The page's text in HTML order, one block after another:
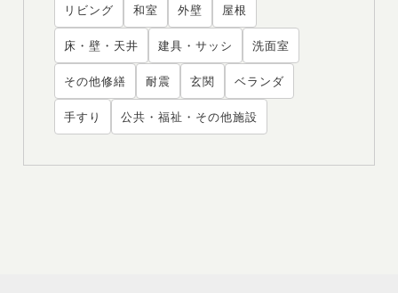
リビング 和室 外壁 屋根
床・壁・天井 建具・サッシ 洗面室
その他修繕 耐震 玄関 ベランダ
手すり 公共・福祉・その他施設